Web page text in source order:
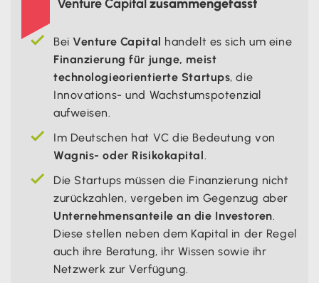
Venture Capitalzusammengefasst
Bei Venture Capital handelt es sich um eine
Finanzierung für junge, meist
technologieorientierte Startups, die
Innovations- und Wachstumspotenzial
aufweisen.
Im Deutschen hat VC die Bedeutung von
Wagnis- oder Risikokapital.
Die Startups müssen die Finanzierung nicht
zurückzahlen, vergeben im Gegenzug aber
Unternehmensanteile an die Investoren.
Diese stellen neben dem Kapital in der Regel
auch ihre Beratung, ihr Wissen sowie ihr
Netzwerk zur Verfügung.